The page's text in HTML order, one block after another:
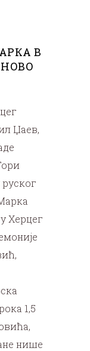
В
Џаев,
Херцег
1,5
нише